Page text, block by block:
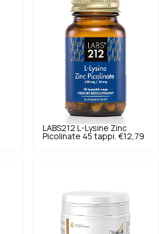
LABS212
L-Lysine Zinc
Picolinate 45 tappi. €12,79